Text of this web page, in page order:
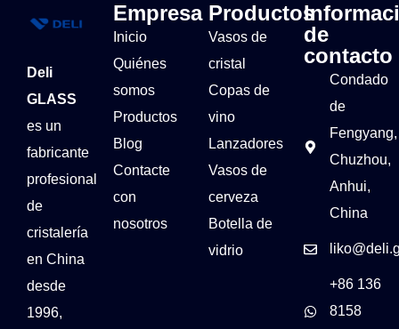
Deli
GLASS
es un
fabricante
profesional
de
cristalería
en China
desde
1996,
Empresa
Inicio
Quiénes
somos
Productos
Blog
Contacte
con
nosotros
Productos
Vasos de
cristal
Copas de
vino
Lanzadores
Vasos de
cerveza
Botella de
vidrio
de
contacto
Condado
de
Fengyang,
Chuzhou,
Anhui,
China
+86 136
8158